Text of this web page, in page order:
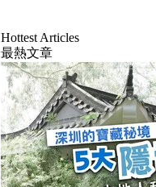
Hottest Articles
最熱文章